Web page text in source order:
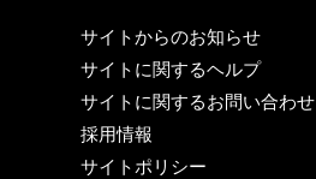
サイトからのお知らせ
サイトに関するヘルプ
サイトに関するお問い合わせ
採用情報
サイトポリシー